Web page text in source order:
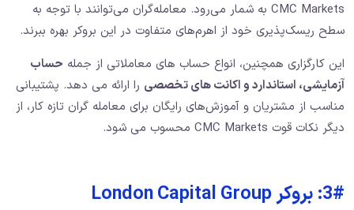
CMC Markets به شمار می‌رود. معامله‌گران می‌توانند با توجه به
سطح ریسک‌پذیری خود از اهرم‌های متفاوت در این بروکر بهره ببرند.
این کارگزاری همچنین، انواع حساب ‌های معاملاتی از جمله حساب
آزمایشی، استاندارد و اکانت ‌های تخصصی را ارائه می ‌دهد. پشتیبانی
مناسب از مشتریان و آموزش‌های رایگان برای معامله ‌گران تازه‌ کار، از
دیگر نکات قوت CMC Markets محسوب می ‌شود.
3#: بروکر London Capital Group